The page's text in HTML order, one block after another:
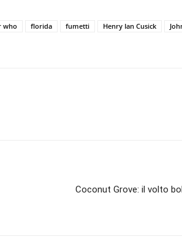
who florida fumetti Henry Ian Cusick
Coconut Grove: il volto